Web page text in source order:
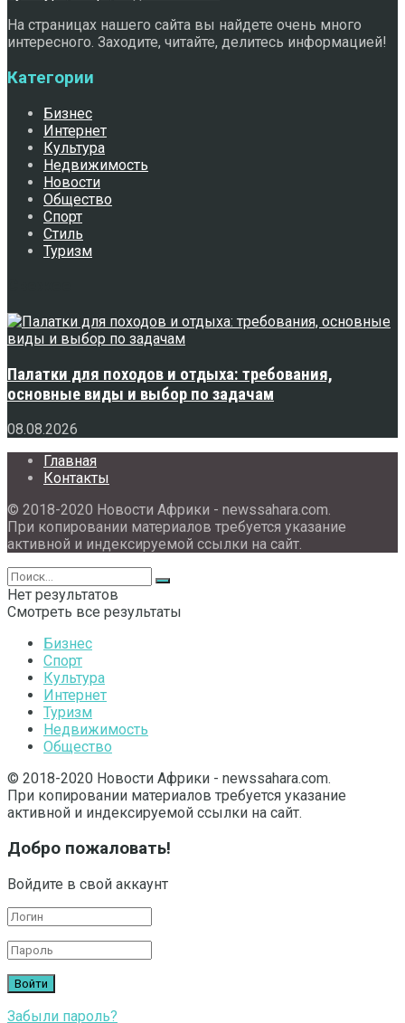
На страницах нашего сайта вы найдете очень много
интересного. Заходите, читайте, делитесь информацией!
Категории
Бизнес
Интернет
Культура
Недвижимость
Новости
Общество
Спорт
Стиль
Туризм
Палатки для походов и отдыха: требования,
основные виды и выбор по задачам
08.08.2026
Главная
Контакты
© 2018-2020 Новости Африки - newssahara.com.
При копировании материалов требуется указание
активной и индексируемой ссылки на сайт.
Нет результатов
Смотреть все результаты
Бизнес
Спорт
Культура
Интернет
Туризм
Недвижимость
Общество
© 2018-2020 Новости Африки - newssahara.com.
При копировании материалов требуется указание
активной и индексируемой ссылки на сайт.
Добро пожаловать!
Войдите в свой аккаунт
Забыли пароль?